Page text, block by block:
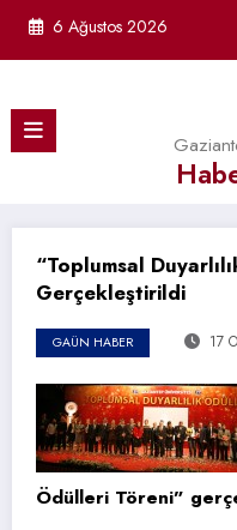
6 Ağustos 2026
“Toplumsal
Gerçekleştirildi
GAÜN HABER 17
Ödülleri Töreni”